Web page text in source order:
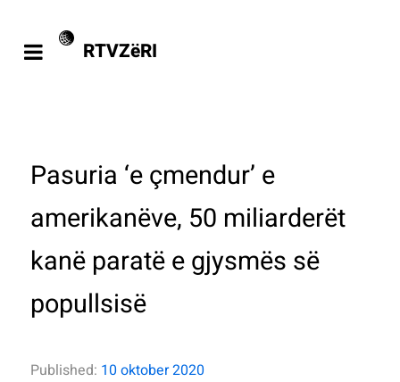
RTVZëRI
Pasuria ‘e çmendur’ e
amerikanëve, 50 miliarderët
kanë paratë e gjysmës së
popullsisë
Published: 10 oktober 2020